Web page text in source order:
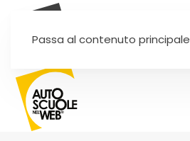
Passa al contenuto principale